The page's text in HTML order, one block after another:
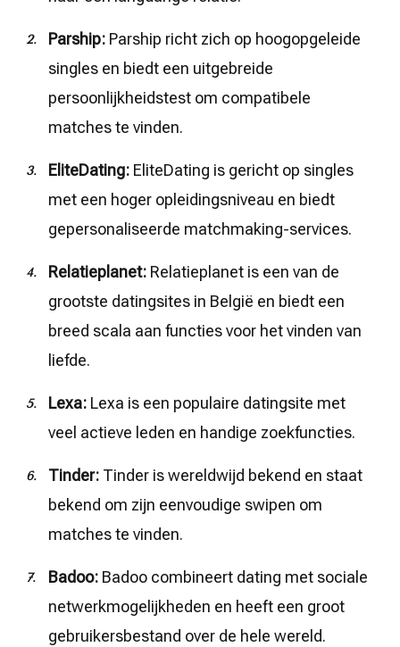
Parship: Parship richt zich op hoogopgeleide
singles en biedt een uitgebreide
persoonlijkheidstest om compatibele
matches te vinden.
EliteDating: EliteDating is gericht op singles
met een hoger opleidingsniveau en biedt
gepersonaliseerde matchmaking-services.
Relatieplanet: Relatieplanet is een van de
grootste datingsites in België en biedt een
breed scala aan functies voor het vinden van
liefde.
Lexa: Lexa is een populaire datingsite met
veel actieve leden en handige zoekfuncties.
Tinder: Tinder is wereldwijd bekend en staat
bekend om zijn eenvoudige swipen om
matches te vinden.
Badoo: Badoo combineert dating met sociale
netwerkmogelijkheden en heeft een groot
gebruikersbestand over de hele wereld.